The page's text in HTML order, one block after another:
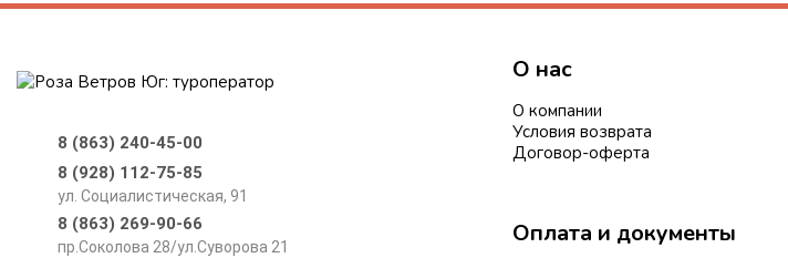
8 (863) 240-45-00
8 (928) 112-75-85
ул. Социалистическая, 91
8 (863) 269-90-66
пр.Соколова 28/ул.Суворова 21
О нас
О компании
Условия возврата
Договор-оферта
Оплата и документы